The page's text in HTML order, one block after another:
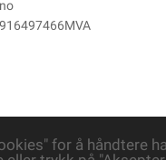
for å håndtere